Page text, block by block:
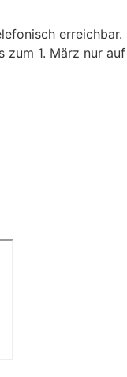
erreichbar.
zum 1. März nur auf